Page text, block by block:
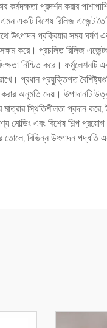
কর্মদক্ষতা প্রদর্শন করার
একটি বিশেষ রিলিজ এজেন্ট
উৎপাদন প্রক্রিয়ার সময় ঘর্ষণ
করে। প্রচলিত রিলিজ
নিশ্চিত করে।
প্রধান প্রযুক্তিগত
অনুমতি দেয়। উপাদানটি
স্থিতিশীলতা প্রদান
মোল্ডিং এবং বিশেষ শিল্প
তোলে, বিভিন্ন উৎপাদন